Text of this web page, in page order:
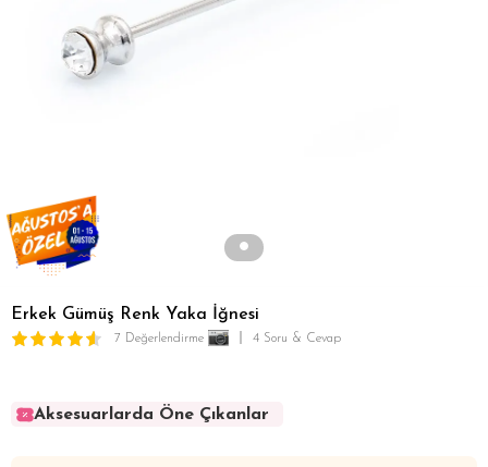
Erkek Gümüş Renk Yaka İğnesi
7 Değerlendirme 4 Soru & Cevap
Aksesuarlarda Öne Çıkanlar